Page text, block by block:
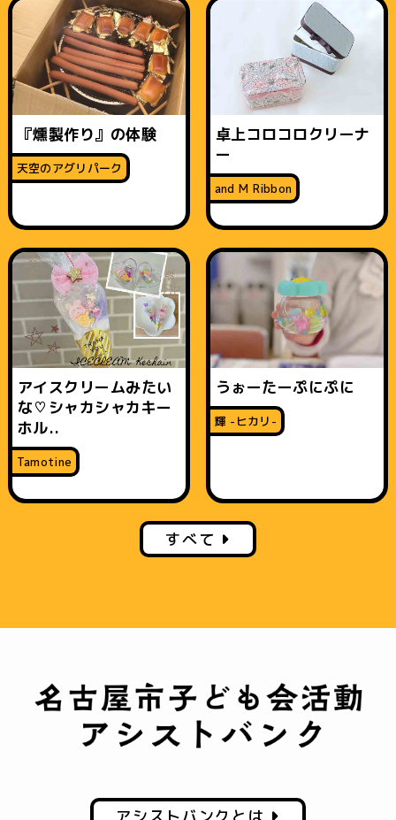
『燻製作り』の体験
天空のアグリパーク
卓上コロコロクリーナ
ー
and M Ribbon
アイスクリームみたい
な♡シャカシャカキー
ホル..
Tamotine
うぉーたーぷにぷに
輝 -ヒカリ-
すべて
アシストバンクとは